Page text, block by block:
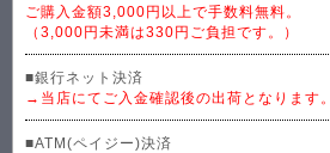
ご購入金額3,000円以上で手数料無料。
（3,000円未満は330円ご負担です。）
■銀行ネット決済
→当店にてご入金確認後の出荷となります。
■ATM(ペイジー)決済